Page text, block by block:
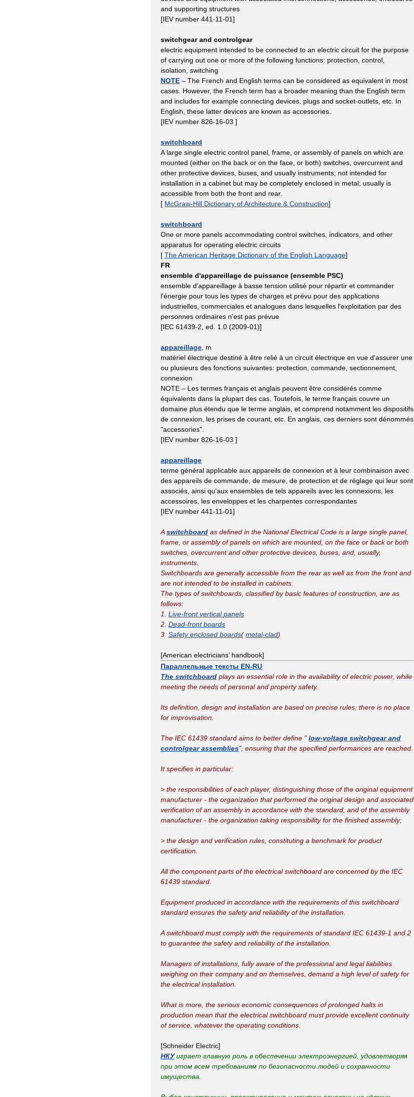
and supporting structures
[IEV number 441-11-01]
switchgear and controlgear
electric equipment intended to be connected to an electric circuit for the purpose
of carrying out one or more of the following functions: protection control
isolation switching
NOTE – The French and English terms can be considered as equivalent in most
cases However, the French term has a broader meaning than the English term
and includes for example connecting devices plugs and socket-outlets etc In
English these latter devices are known as accessories
[IEV number 826-16-03 ]
switchboard
A large single electric control panel frame or assembly of panels on which are
mounted (either on the back or on the face or both) switches overcurrent and
other protective devices buses and usually instruments; not intended for
installation in a cabinet but may be completely enclosed in metal; usually is
accessible from both the front and rear.
[ McGraw-Hill Dictionary ofArchitecture & Construction]
switchboard
One or more panels accommodating control switches indicators and other
apparatus for operating electric circuits
[ TheAmerican Heritage Dictionary of the English Language]
FR
ensemble d'appareillage de puissance (ensemble PSC)
ensemble d'appareillage à basse tension utilisé pour répartir et commander
l'énergie pour tous les types de charges et prévu pour des applications
industrielles commerciales et analogues dans lesquelles l'exploitation par des
personnes ordinaires n'est pas prévue
[IEC 61439-2 ed 1 0 (2009-01)]
appareillage m
matériel électrique destiné à être relié à un circuit électrique en vue d'assurer une
ou plusieurs des fonctions suivantes: protection commande sectionnement
connexion
NOTE – Les termes français et anglais peuvent être considérés comme
équivalents dans la plupart des cas Toutefois le terme français couvre un
domaine plus étendu que le terme anglais et comprend notamment les dispositifs
de connexion les prises de courant etc En anglais ces derniers sont dénommés
"accessories".
[IEV number 826-16-03 ]
appareillage
terme général applicable aux appareils de connexion et à leur combinaison avec
des appareils de commande de mesure de protection et de réglage qui leur sont
associés ainsi qu'aux ensembles de tels appareils avec les connexions les
accessoires les enveloppes et les charpentes correspondantes
[IEV number 441-11-01]
A switchboard as defined in the National Electrical Code is a large single panel,
frame or assembly of panels on which are mounted on the face or back or both
switches overcurrent and other protective devices buses and usually,
instruments
Switchboards are generally accessible from the rear as well as from the front and
are not intended to be installed in cabinets
The types of switchboards classified by basic features of construction are as
follows:
1
Live-front vertical panels
2 Dead-front boards
3 Safety enclosed boards(metal-clad)
[American electricians’ handbook]
Параллельные тексты EN-RU
The switchboard plays an essential role in the availability of electric power, while
meeting the needs of personal and property safety.
Its definition design and installation are based on precise rules; there is no place
for improvisation
The IEC 61439 standard aims to better define " low-voltage switchgear and
controlgear assemblies", ensuring that the specified performances are reached
It specifies in particular:
> the responsibilities of each player, distinguishing those of the original equipment
manufacturer - the organization that performed the original design and associated
verification of an assembly in accordance with the standard and of the assembly
manufacturer - the organization taking responsibility for the finished assembly;
> the design and verification rules constituting a benchmark for product
certification
All the component parts of the electrical switchboard are concerned by the IEC
61439 standard
Equipment produced in accordance with the requirements of this switchboard
standard ensures the safety and reliability of the installation
A switchboard must comply with the requirements of standard IEC 61439-1 and 2
to guarantee the safety and reliability of the installation
Managers of installations fully aware of the professional and legal liabilities
weighing on their company and on themselves demand a high level of safety for
the electrical installation
What is more the serious economic consequences of prolonged halts in
production mean that the electrical switchboard must provide excellent continuity
of service whatever the operating conditions
[Schneider Electric]
НКУ играет главную роль в обеспечении электроэнергией удовлетворяя
при этом всем требованиям по безопасности людей и сохранности
имущества